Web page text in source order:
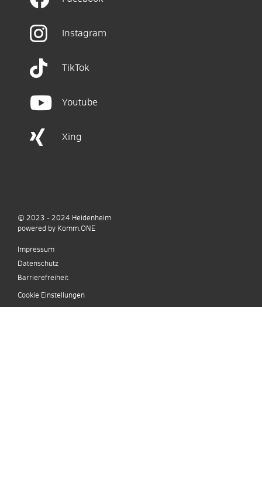
Instagram
TikTok
Youtube
Xing
© 2023 - 2024 Heidenheim
powered by Komm.ONE
Impressum
Datenschutz
Barrierefreiheit
Cookie Einstellungen